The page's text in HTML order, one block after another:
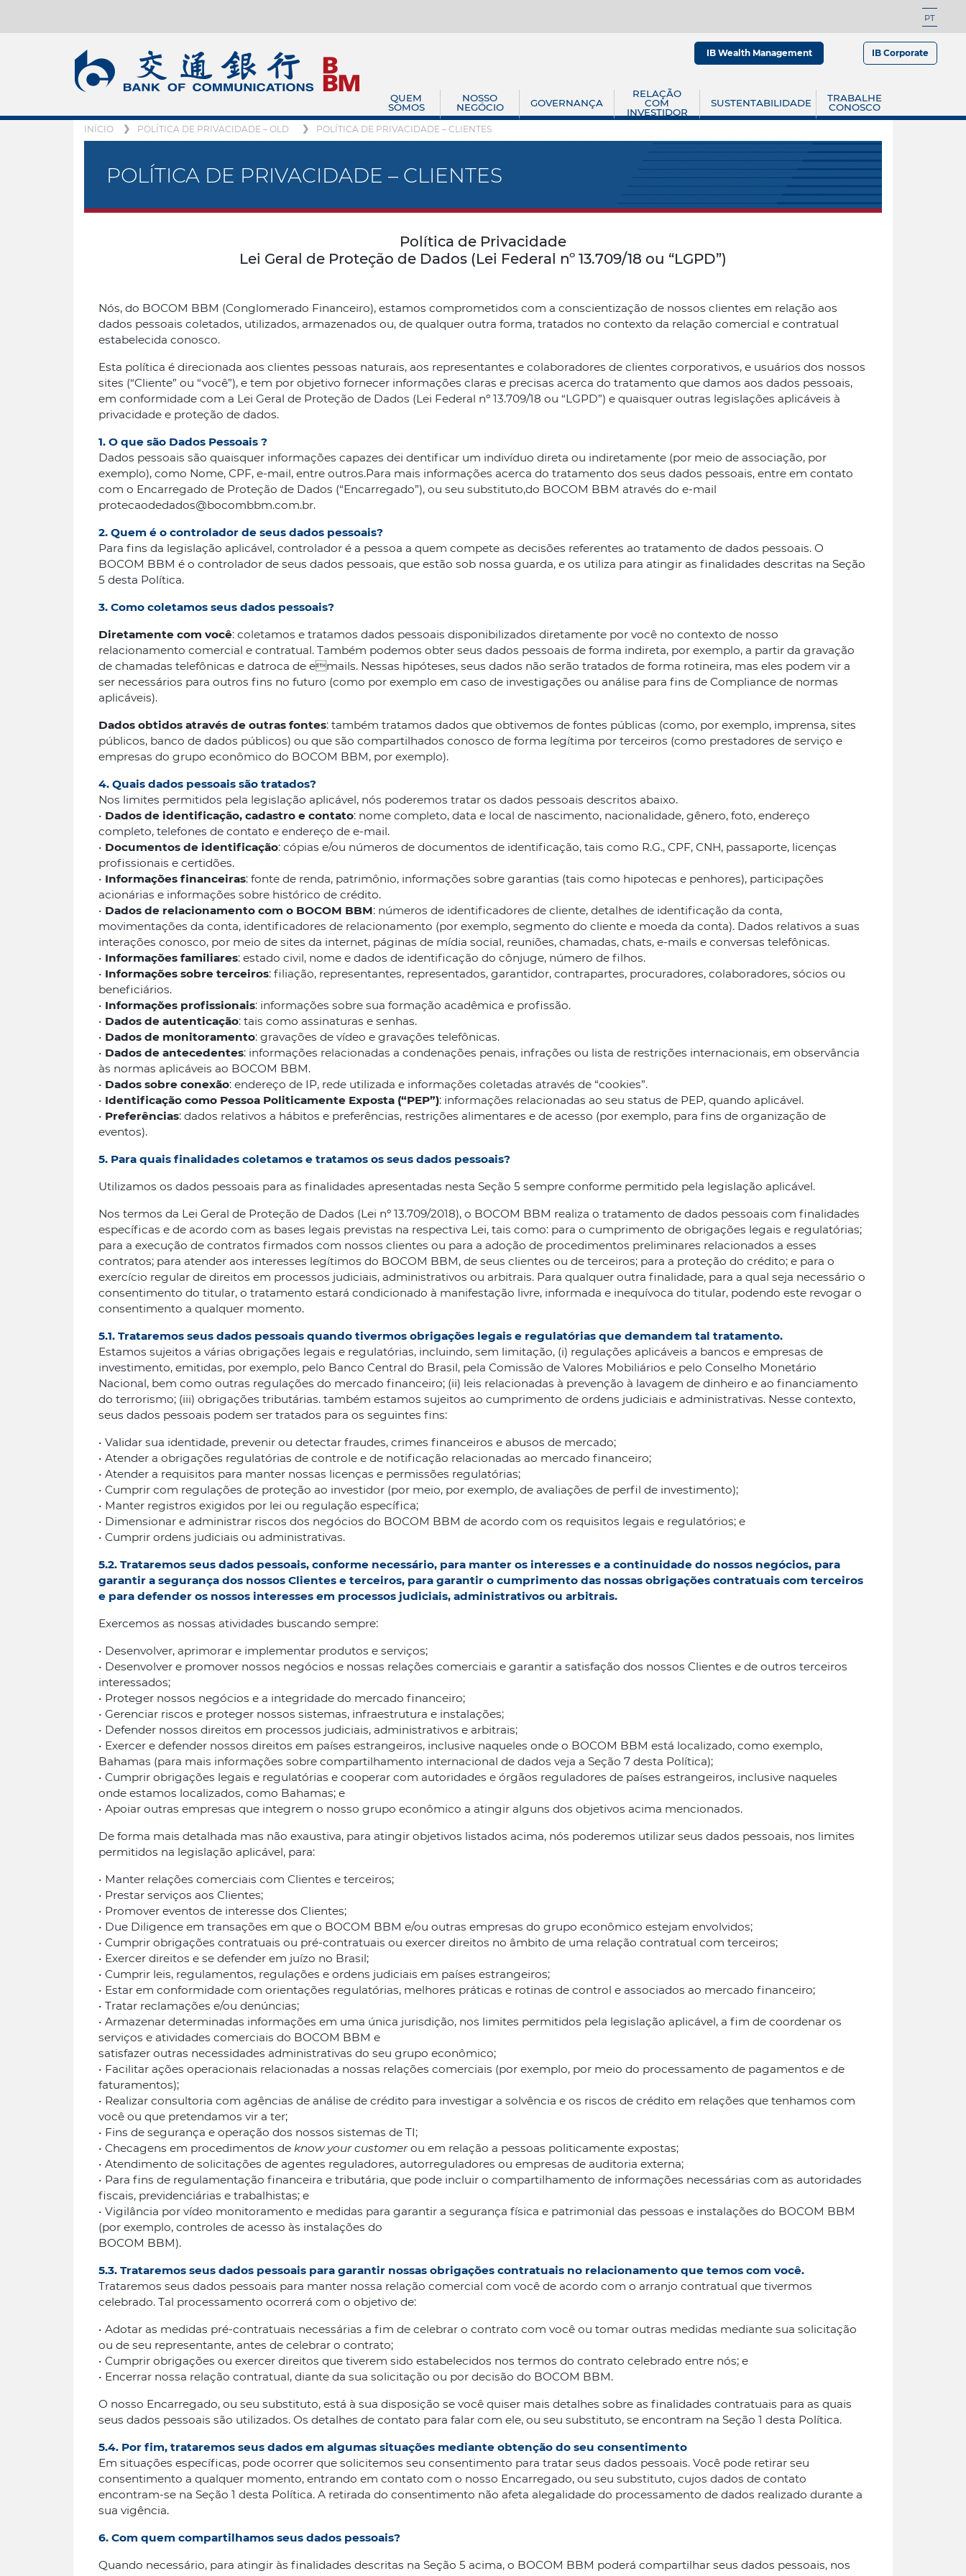
PT
IB Corporate
IB Wealth Management
QUEM
SOMOS
NOSSO
NEGÓCIO
GOVERNANÇA
RELAÇÃO
COM
INVESTIDOR
SUSTENTABILIDADE
TRABALHE
CONOSCO
INÍCIO POLÍTICA DE PRIVACIDADE – OLD POLÍTICA DE PRIVACIDADE – CLIENTES
POLÍTICA DE PRIVACIDADE – CLIENTES
Política de Privacidade
Lei Geral de Proteção de Dados (Lei Federal nº 13.709/18 ou “LGPD”)
Nós, do BOCOM BBM (Conglomerado Financeiro), estamos comprometidos com a conscientização de nossos clientes em relação aos
dados pessoais coletados, utilizados, armazenados ou, de qualquer outra forma, tratados no contexto da relação comercial e contratual
estabelecida conosco.
Esta política é direcionada aos clientes pessoas naturais, aos representantes e colaboradores de clientes corporativos, e usuários dos nossos
sites (“Cliente” ou “você”), e tem por objetivo fornecer informações claras e precisas acerca do tratamento que damos aos dados pessoais,
em conformidade com a Lei Geral de Proteção de Dados (Lei Federal nº 13.709/18 ou “LGPD”) e quaisquer outras legislações aplicáveis à
privacidade e proteção de dados.
1. O que são Dados Pessoais ?
Dados pessoais são quaisquer informações capazes dei dentificar um indivíduo direta ou indiretamente (por meio de associação, por
exemplo), como Nome, CPF, e-mail, entre outros.Para mais informações acerca do tratamento dos seus dados pessoais, entre em contato
com o Encarregado de Proteção de Dados (“Encarregado”), ou seu substituto,do BOCOM BBM através do e-mail
protecaodedados@bocombbm.com.br.
2. Quem é o controlador de seus dados pessoais?
Para fins da legislação aplicável, controlador é a pessoa a quem compete as decisões referentes ao tratamento de dados pessoais. O
BOCOM BBM é o controlador de seus dados pessoais, que estão sob nossa guarda, e os utiliza para atingir as finalidades descritas na Seção
5 desta Política.
3. Como coletamos seus dados pessoais?
Diretamente com você: coletamos e tratamos dados pessoais disponibilizados diretamente por você no contexto de nosso
relacionamento comercial e contratual. Também podemos obter seus dados pessoais de forma indireta, por exemplo, a partir da gravação
de chamadas telefônicas e datroca de emails. Nessas hipóteses, seus dados não serão tratados de forma rotineira, mas eles podem vir a
ser necessários para outros fins no futuro (como por exemplo em caso de investigações ou análise para fins de Compliance de normas
aplicáveis).
Dados obtidos através de outras fontes: também tratamos dados que obtivemos de fontes públicas (como, por exemplo, imprensa, sites
públicos, banco de dados públicos) ou que são compartilhados conosco de forma legítima por terceiros (como prestadores de serviço e
empresas do grupo econômico do BOCOM BBM, por exemplo).
4. Quais dados pessoais são tratados?
Nos limites permitidos pela legislação aplicável, nós poderemos tratar os dados pessoais descritos abaixo.
• Dados de identificação, cadastro e contato: nome completo, data e local de nascimento, nacionalidade, gênero, foto, endereço
completo, telefones de contato e endereço de e-mail.
• Documentos de identificação: cópias e/ou números de documentos de identificação, tais como R.G., CPF, CNH, passaporte, licenças
profissionais e certidões.
• Informações financeiras: fonte de renda, patrimônio, informações sobre garantias (tais como hipotecas e penhores), participações
acionárias e informações sobre histórico de crédito.
• Dados de relacionamento com o BOCOM BBM: números de identificadores de cliente, detalhes de identificação da conta,
movimentações da conta, identificadores de relacionamento (por exemplo, segmento do cliente e moeda da conta). Dados relativos a suas
interações conosco, por meio de sites da internet, páginas de mídia social, reuniões, chamadas, chats, e-mails e conversas telefônicas.
• Informações familiares: estado civil, nome e dados de identificação do cônjuge, número de filhos.
• Informações sobre terceiros: filiação, representantes, representados, garantidor, contrapartes, procuradores, colaboradores, sócios ou
beneficiários.
• Informações profissionais: informações sobre sua formação acadêmica e profissão.
• Dados de autenticação: tais como assinaturas e senhas.
• Dados de monitoramento: gravações de vídeo e gravações telefônicas.
• Dados de antecedentes: informações relacionadas a condenações penais, infrações ou lista de restrições internacionais, em observância
às normas aplicáveis ao BOCOM BBM.
• Dados sobre conexão: endereço de IP, rede utilizada e informações coletadas através de “cookies”.
• Identificação como Pessoa Politicamente Exposta (“PEP”): informações relacionadas ao seu status de PEP, quando aplicável.
• Preferências: dados relativos a hábitos e preferências, restrições alimentares e de acesso (por exemplo, para fins de organização de
eventos).
5. Para quais finalidades coletamos e tratamos os seus dados pessoais?
Utilizamos os dados pessoais para as finalidades apresentadas nesta Seção 5 sempre conforme permitido pela legislação aplicável.
Nos termos da Lei Geral de Proteção de Dados (Lei nº 13.709/2018), o BOCOM BBM realiza o tratamento de dados pessoais com finalidades
específicas e de acordo com as bases legais previstas na respectiva Lei, tais como: para o cumprimento de obrigações legais e regulatórias;
para a execução de contratos firmados com nossos clientes ou para a adoção de procedimentos preliminares relacionados a esses
contratos; para atender aos interesses legítimos do BOCOM BBM, de seus clientes ou de terceiros; para a proteção do crédito; e para o
exercício regular de direitos em processos judiciais, administrativos ou arbitrais. Para qualquer outra finalidade, para a qual seja necessário o
consentimento do titular, o tratamento estará condicionado à manifestação livre, informada e inequívoca do titular, podendo este revogar o
consentimento a qualquer momento.
5.1. Trataremos seus dados pessoais quando tivermos obrigações legais e regulatórias que demandem tal tratamento.
Estamos sujeitos a várias obrigações legais e regulatórias, incluindo, sem limitação, (i) regulações aplicáveis a bancos e empresas de
investimento, emitidas, por exemplo, pelo Banco Central do Brasil, pela Comissão de Valores Mobiliários e pelo Conselho Monetário
Nacional, bem como outras regulações do mercado financeiro; (ii) leis relacionadas à prevenção à lavagem de dinheiro e ao financiamento
do terrorismo; (iii) obrigações tributárias. também estamos sujeitos ao cumprimento de ordens judiciais e administrativas. Nesse contexto,
seus dados pessoais podem ser tratados para os seguintes fins:
• Validar sua identidade, prevenir ou detectar fraudes, crimes financeiros e abusos de mercado;
• Atender a obrigações regulatórias de controle e de notificação relacionadas ao mercado financeiro;
• Atender a requisitos para manter nossas licenças e permissões regulatórias;
• Cumprir com regulações de proteção ao investidor (por meio, por exemplo, de avaliações de perfil de investimento);
• Manter registros exigidos por lei ou regulação específica;
• Dimensionar e administrar riscos dos negócios do BOCOM BBM de acordo com os requisitos legais e regulatórios; e
• Cumprir ordens judiciais ou administrativas.
5.2. Trataremos seus dados pessoais, conforme necessário, para manter os interesses e a continuidade do nossos negócios, para
garantir a segurança dos nossos Clientes e terceiros, para garantir o cumprimento das nossas obrigações contratuais com terceiros
e para defender os nossos interesses em processos judiciais, administrativos ou arbitrais.
Exercemos as nossas atividades buscando sempre:
• Desenvolver, aprimorar e implementar produtos e serviços;
• Desenvolver e promover nossos negócios e nossas relações comerciais e garantir a satisfação dos nossos Clientes e de outros terceiros
interessados;
• Proteger nossos negócios e a integridade do mercado financeiro;
• Gerenciar riscos e proteger nossos sistemas, infraestrutura e instalações;
• Defender nossos direitos em processos judiciais, administrativos e arbitrais;
• Exercer e defender nossos direitos em países estrangeiros, inclusive naqueles onde o BOCOM BBM está localizado, como exemplo,
Bahamas (para mais informações sobre compartilhamento internacional de dados veja a Seção 7 desta Política);
• Cumprir obrigações legais e regulatórias e cooperar com autoridades e órgãos reguladores de países estrangeiros, inclusive naqueles
onde estamos localizados, como Bahamas; e
• Apoiar outras empresas que integrem o nosso grupo econômico a atingir alguns dos objetivos acima mencionados.
De forma mais detalhada mas não exaustiva, para atingir objetivos listados acima, nós poderemos utilizar seus dados pessoais, nos limites
permitidos na legislação aplicável, para:
• Manter relações comerciais com Clientes e terceiros;
• Prestar serviços aos Clientes;
• Promover eventos de interesse dos Clientes;
• Due Diligence em transações em que o BOCOM BBM e/ou outras empresas do grupo econômico estejam envolvidos;
• Cumprir obrigações contratuais ou pré-contratuais ou exercer direitos no âmbito de uma relação contratual com terceiros;
• Exercer direitos e se defender em juízo no Brasil;
• Cumprir leis, regulamentos, regulações e ordens judiciais em países estrangeiros;
• Estar em conformidade com orientações regulatórias, melhores práticas e rotinas de control e associados ao mercado financeiro;
• Tratar reclamações e/ou denúncias;
• Armazenar determinadas informações em uma única jurisdição, nos limites permitidos pela legislação aplicável, a fim de coordenar os
serviços e atividades comerciais do BOCOM BBM e
satisfazer outras necessidades administrativas do seu grupo econômico;
• Facilitar ações operacionais relacionadas a nossas relações comerciais (por exemplo, por meio do processamento de pagamentos e de
faturamentos);
• Realizar consultoria com agências de análise de crédito para investigar a solvência e os riscos de crédito em relações que tenhamos com
você ou que pretendamos vir a ter;
• Fins de segurança e operação dos nossos sistemas de TI;
• Checagens em procedimentos de know your customerou em relação a pessoas politicamente expostas;
• Atendimento de solicitações de agentes reguladores, autorreguladores ou empresas de auditoria externa;
• Para fins de regulamentação financeira e tributária, que pode incluir o compartilhamento de informações necessárias com as autoridades
fiscais, previdenciárias e trabalhistas; e
• Vigilância por vídeo monitoramento e medidas para garantir a segurança física e patrimonial das pessoas e instalações do BOCOM BBM
(por exemplo, controles de acesso às instalações do
BOCOM BBM).
5.3. Trataremos seus dados pessoais para garantir nossas obrigações contratuais no relacionamento que temos com você.
Trataremos seus dados pessoais para manter nossa relação comercial com você de acordo com o arranjo contratual que tivermos
celebrado. Tal processamento ocorrerá com o objetivo de:
• Adotar as medidas pré-contratuais necessárias a fim de celebrar o contrato com você ou tomar outras medidas mediante sua solicitação
ou de seu representante, antes de celebrar o contrato;
• Cumprir obrigações ou exercer direitos que tiverem sido estabelecidos nos termos do contrato celebrado entre nós; e
• Encerrar nossa relação contratual, diante da sua solicitação ou por decisão do BOCOM BBM.
O nosso Encarregado, ou seu substituto, está à sua disposição se você quiser mais detalhes sobre as finalidades contratuais para as quais
seus dados pessoais são utilizados. Os detalhes de contato para falar com ele, ou seu substituto, se encontram na Seção 1 desta Política.
5.4. Por fim, trataremos seus dados em algumas situações mediante obtenção do seu consentimento
Em situações específicas, pode ocorrer que solicitemos seu consentimento para tratar seus dados pessoais. Você pode retirar seu
consentimento a qualquer momento, entrando em contato com o nosso Encarregado, ou seu substituto, cujos dados de contato
encontram-se na Seção 1 desta Política. A retirada do consentimento não afeta alegalidade do processamento de dados realizado durante a
sua vigência.
6. Com quem compartilhamos seus dados pessoais?
Quando necessário, para atingir às finalidades descritas na Seção 5 acima, o BOCOM BBM poderá compartilhar seus dados pessoais, nos